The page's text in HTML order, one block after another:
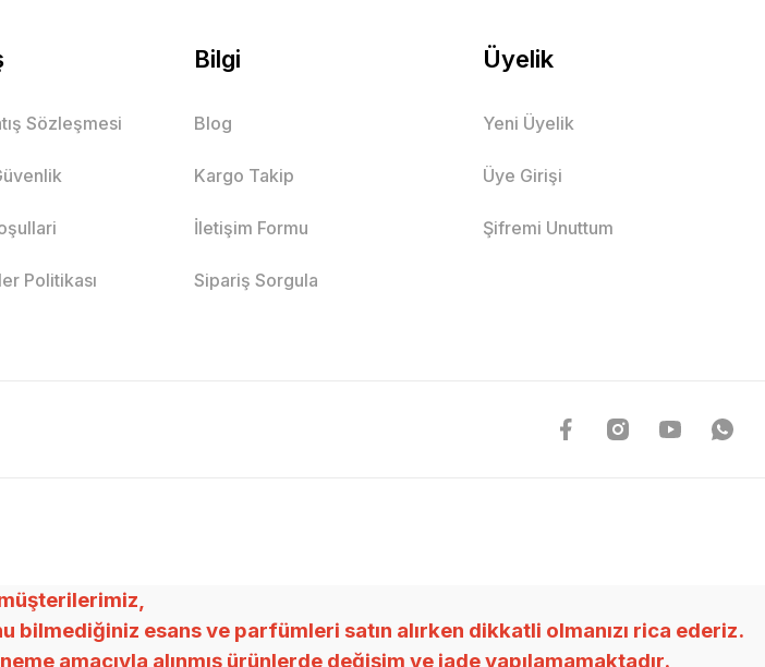
Sözleşmesi
Politikası
Bilgi
Blog
Kargo Takip
İletişim Formu
Sipariş Sorgula
Üyelik
Yeni Üyelik
Üye Girişi
Şifremi Unuttum
esans ve parfümleri satın alırken dikkatli olmanızı rica ederiz.
amacıyla alınmış ürünlerde değişim ve iade yapılamamaktadır.